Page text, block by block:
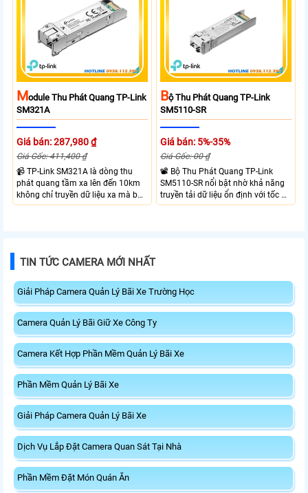
chiều đồng thời với khoảng cách
lên đến 20km. Sử dụng bước sóng
Tx 1550nm, Rx 1310nm và hỗ trợ
khung gắn TL FC1420 để đặt trên
MOdule Thu Phát Quang TP-Link
SM321A
Giá bán: 287,980 ₫
Giá Gốc: 411,400 ₫
📹 TP-Link SM321A là dòng thu
phát quang tầm xa lên đến 10km
không chỉ truyền dữ liệu xa mà bộ
thu phát quang này của TP-Link
BỘ Thu Phát Quang TP-Link
SM5110-SR
Giá bán: 5%-35%
Giá Gốc: 00 ₫
📽 Bộ Thu Phát Quang TP-Link
SM5110-SR nổi bật nhờ khả năng
truyền tải dữ liệu ổn định với tốc độ
cao lên đến 10Gbps và truyền tải đi
TIN TỨC CAMERA MỚI NHẤT
Giải Pháp Camera Quản Lý Bãi Xe Trường Học
Camera Quản Lý Bãi Giữ Xe Công Ty
Camera Kết Hợp Phần Mềm Quản Lý Bãi Xe
Phần Mềm Quản Lý Bãi Xe
Giải Pháp Camera Quản Lý Bãi Xe
Dịch Vụ Lắp Đặt Camera Quan Sát Tại Nhà
Phần Mềm Đặt Món Quán Ăn